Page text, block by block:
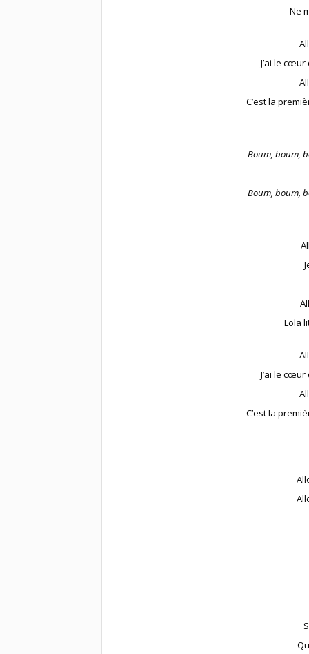
Ne
J’ai le
C’est la
Boum, boum,
Boum, boum,
Lola
J’ai le
C’est la